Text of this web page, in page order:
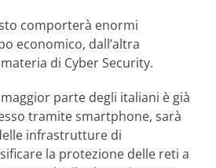
comporterà enormi
economico, dall’altra
di Cyber Security.
parte degli italiani è già
tramite smartphone, sarà
infrastrutture di
la protezione delle reti a